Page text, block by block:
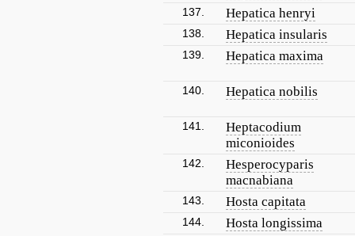
137. Hepatica henryi
138. Hepatica insularis
139. Hepatica maxima
140. Hepatica nobilis
141.
Heptacodium
miconioides
142.
Hesperocyparis
macnabiana
143. Hosta capitata
144. Hosta longissima